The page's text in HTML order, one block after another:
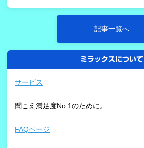
記事一覧へ
ミラックスについて
サービス
聞こえ満足度No.1のために。
FAQページ